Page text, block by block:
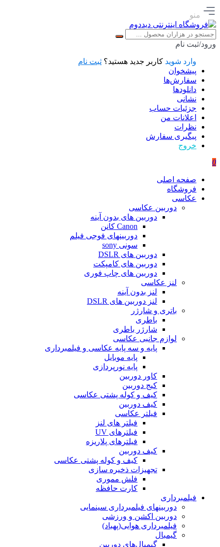
منو
ورود/ثبت نام
وارد شوید کاربر جدید هستید؟ ثبت نام
پیشخوان
سفارش‌ها
دانلودها
نشانی
جزئیات حساب
اعلانات من
نظرات
پیگیری سفارش
خروج
0
صفحه اصلی
فروشگاه
عکاسی
دوربین عکاسی
دوربین های بدون آینه
Canon کانن
دوربینهای فوجی فیلم
سونی sony
دوربین های DSLR
دوربین های کامپکت
دوربین های چاپ فوری
لنز عکاسی
لنز بدون آینه
لنز دوربین های DSLR
باتری و شارژر
باطری
شارژر باطری
لوازم جانبی عکاسی
پایه و سه پایه عکاسی و فیلمبرداری
پایه موبایل
پایه نورپردازی
کاور دوربین
کیج دوربین
کیف و کوله پشتی عکاسی
کیف دوربین
فیلتر عکاسی
فیلتر های لنز
فیلترهای UV
فیلترهای پلاریزه
کیف دوربین
کیف و کوله پشتی عکاسی
تجهیزات ذخیره سازی
فلش مموری
کارت حافظه
فیلمبرداری
دوربینهای فیلمبرداری سینمایی
دوربین اکشن و ورزشی
فیلمبرداری هوایی(پهباد)
گیمبال
گیمبال‌های دوربین